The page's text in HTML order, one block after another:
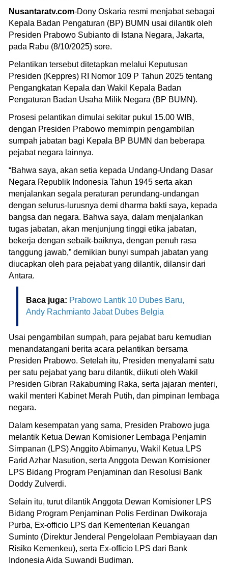
Nusantaratv.com-Dony Oskaria resmi menjabat sebagai
Kepala Badan Pengaturan (BP) BUMN usai dilantik oleh
Presiden Prabowo Subianto di Istana Negara, Jakarta,
pada Rabu (8/10/2025) sore.
Pelantikan tersebut ditetapkan melalui Keputusan
Presiden (Keppres) RI Nomor 109 P Tahun 2025 tentang
Pengangkatan Kepala dan Wakil Kepala Badan
Pengaturan Badan Usaha Milik Negara (BP BUMN).
Prosesi pelantikan dimulai sekitar pukul 15.00 WIB,
dengan Presiden Prabowo memimpin pengambilan
sumpah jabatan bagi Kepala BP BUMN dan beberapa
pejabat negara lainnya.
“Bahwa saya, akan setia kepada Undang-Undang Dasar
Negara Republik Indonesia Tahun 1945 serta akan
menjalankan segala peraturan perundang-undangan
dengan selurus-lurusnya demi dharma bakti saya, kepada
bangsa dan negara. Bahwa saya, dalam menjalankan
tugas jabatan, akan menjunjung tinggi etika jabatan,
bekerja dengan sebaik-baiknya, dengan penuh rasa
tanggung jawab,” demikian bunyi sumpah jabatan yang
diucapkan oleh para pejabat yang dilantik, dilansir dari
Antara.
Baca juga: Prabowo Lantik 10 Dubes Baru,
Andy Rachmianto Jabat Dubes Belgia
Usai pengambilan sumpah, para pejabat baru kemudian
menandatangani berita acara pelantikan bersama
Presiden Prabowo. Setelah itu, Presiden menyalami satu
per satu pejabat yang baru dilantik, diikuti oleh Wakil
Presiden Gibran Rakabuming Raka, serta jajaran menteri,
wakil menteri Kabinet Merah Putih, dan pimpinan lembaga
negara.
Dalam kesempatan yang sama, Presiden Prabowo juga
melantik Ketua Dewan Komisioner Lembaga Penjamin
Simpanan (LPS) Anggito Abimanyu, Wakil Ketua LPS
Farid Azhar Nasution, serta Anggota Dewan Komisioner
LPS Bidang Program Penjaminan dan Resolusi Bank
Doddy Zulverdi.
Selain itu, turut dilantik Anggota Dewan Komisioner LPS
Bidang Program Penjaminan Polis Ferdinan Dwikoraja
Purba, Ex-officio LPS dari Kementerian Keuangan
Suminto (Direktur Jenderal Pengelolaan Pembiayaan dan
Risiko Kemenkeu), serta Ex-officio LPS dari Bank
Indonesia Aida Suwandi Budiman.